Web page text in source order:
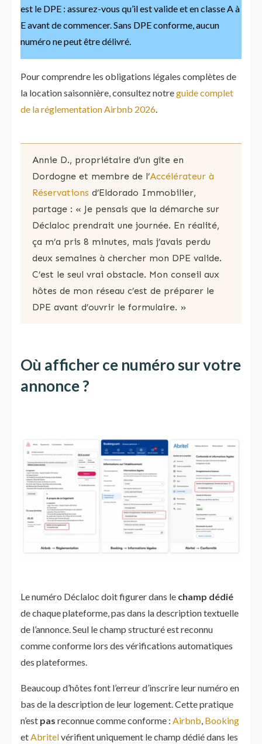
est le DPE : assurez-vous qu’il est valide et en classe A à
E avant de commencer. Sans DPE conforme, aucun
numéro ne peut être délivré.
Pour comprendre les obligations légales complètes de
la location saisonnière, consultez notreguide complet
de la réglementation Airbnb 2026.
Annie D., propriétaire d’un gîte en
Dordogne et membre de l’Accélérateur à
Réservations d’Eldorado Immobilier,
partage : « Je pensais que la démarche sur
Déclaloc prendrait une journée. En réalité,
ça m’a pris 8 minutes, mais j’avais perdu
deux semaines à chercher mon DPE valide.
C’est le seul vrai obstacle. Mon conseil aux
hôtes de mon réseau c’est de préparer le
DPE avant d’ouvrir le formulaire. »
Où afficher ce numéro sur votre
annonce ?
Le numéro Déclaloc doit figurer dans le champ dédié
de chaque plateforme, pas dans la description textuelle
de l’annonce. Seul le champ structuré est reconnu
comme conforme lors des vérifications automatiques
des plateformes.
Beaucoup d’hôtes font l’erreur d’inscrire leur numéro en
bas de la description de leur logement. Cette pratique
n’est pas reconnue comme conforme : Airbnb, Booking
etAbritelvérifient uniquement le champ dédié dans les